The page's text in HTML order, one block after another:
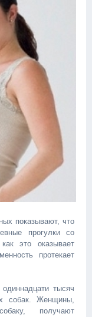
показывают, что
прогулки со
это оказывает
протекает
тысяч
собак. Женщины,
получают